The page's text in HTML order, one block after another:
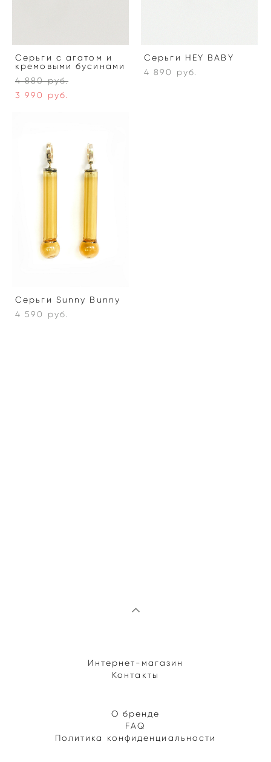
Серьги с агатом и
кремовыми бусинами
4 880 pуб.
3 990 pуб.
Серьги HEY BABY
4 890 pуб.
Серьги Sunny Bunny
4 590 pуб.
Интернет-магазин
Контакты
О бренде
FAQ
Политика конфиденциальности